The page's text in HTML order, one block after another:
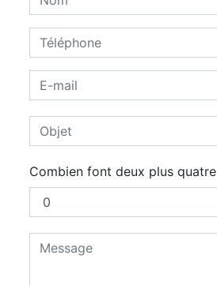
Combien font deux plus quatre